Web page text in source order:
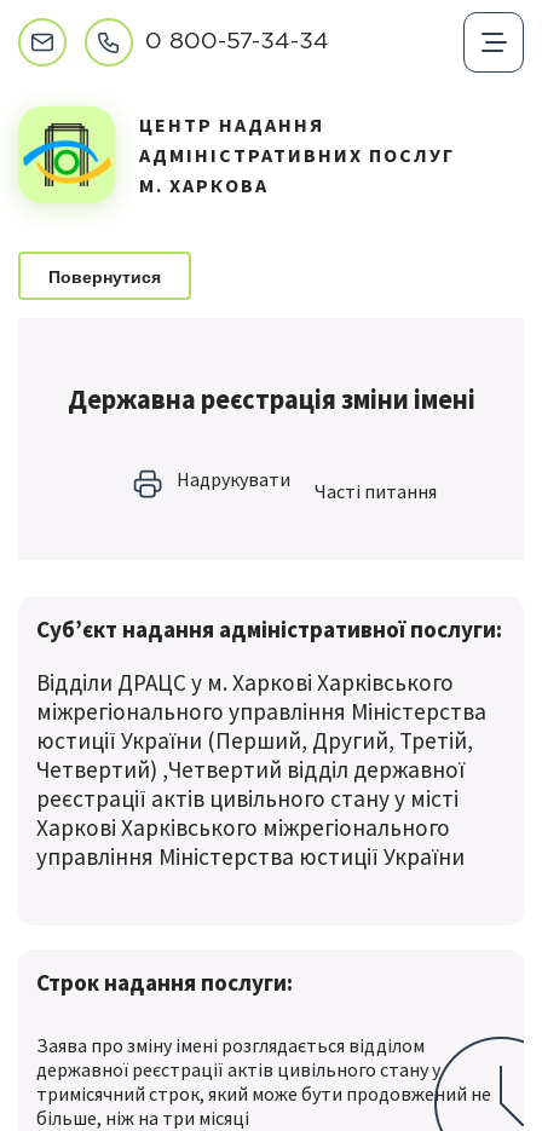
0 800-57-34-34
ЦЕНТР НАДАННЯ
АДМІНІСТРАТИВНИХ ПОСЛУГ
М. ХАРКОВА
Повернутися
Надрукувати Частi питання
Державна реєстрація зміни імені
Строк надання послуги:
Заява про зміну імені розглядається відділом
державної реєстрації актів цивільного стану у
тримісячний строк, який може бути продовжений не
більше, ніж на три місяці
Суб’єкт надання адміністративної послуги:
Відділи ДРАЦС у м. Харкові Харківського
міжрегіонального управління Міністерства
юстиції України (Перший, Другий, Третій,
Четвертий) ,Четвертий відділ державної
реєстрації актів цивільного стану у місті
Харкові Харківського міжрегіонального
управління Міністерства юстиції України